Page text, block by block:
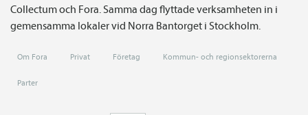
Collectum och Fora. Samma dag flyttade verksamheten in i
gemensamma lokaler vid Norra Bantorget i Stockholm.
Om Fora Privat Företag Kommun- och regionsektorerna
Parter